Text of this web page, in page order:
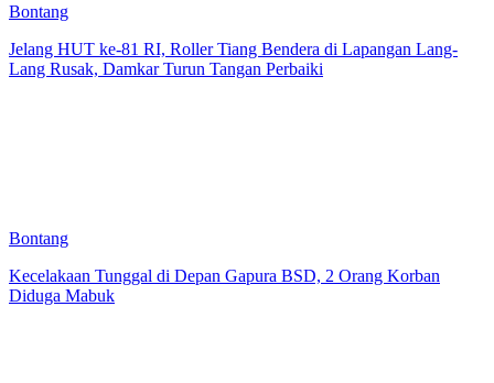
Bontang
Jelang HUT ke-81 RI, Roller Tiang Bendera di Lapangan Lang-
Lang Rusak, Damkar Turun Tangan Perbaiki
Bontang
Kecelakaan Tunggal di Depan Gapura BSD, 2 Orang Korban
Diduga Mabuk